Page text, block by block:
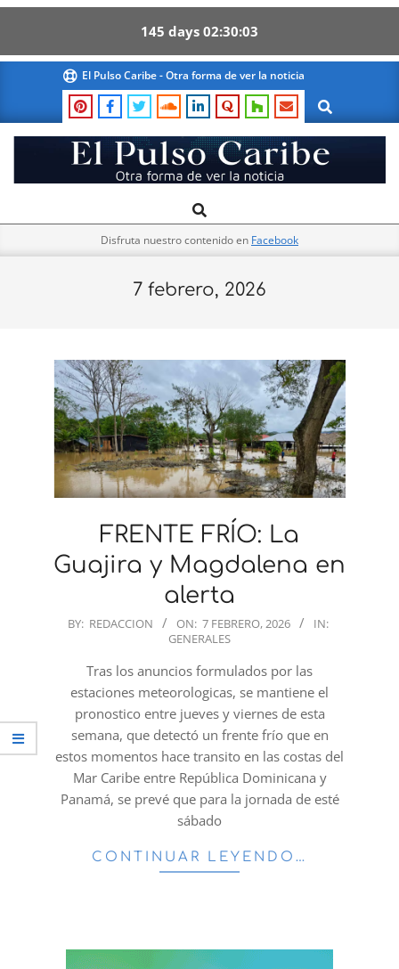
145 days 02 30 03
content
El Pulso Caribe - Otra forma de ver la noticia
Search
El
Pulso
Navigation
Search
Disfruta nuestro contenido en Facebook
7 febrero, 2026
FRENTE FRÍO: La
Guajira y Magdalena en
alerta
2026-
BY: REDACCION ON: 7 FEBRERO, 2026
IN:
GENERALES
Tras los anuncios formulados por las
estaciones meteorologicas, se mantiene el
pronostico entre jueves y viernes de esta
semana, que detectó un frente frío que en
estos momentos hace transito en las costas del
Mar Caribe entre República Dominicana y
Panamá, se prevé que para la jornada de esté
sábado
CONTINUAR LEYENDO…